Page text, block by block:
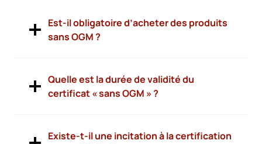
Est-il obligatoire d’acheter des produits
sans OGM ?
Quelle est la durée de validité du
certificat « sans OGM » ?
Existe-t-il une incitation à la certification